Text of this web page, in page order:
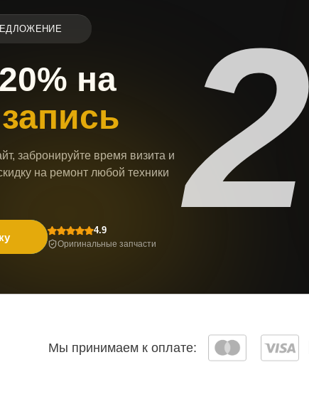
на
забронируйте время визита и
на ремонт любой техники
4.9
Оригинальные запчасти
Мы принимаем к оплате: